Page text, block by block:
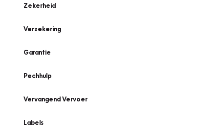
Zekerheid
Verzekering
Garantie
Pechhulp
Vervangend Vervoer
Labels